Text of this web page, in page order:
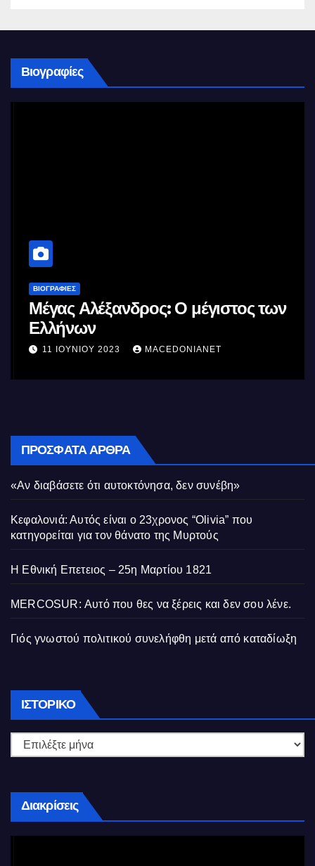
Βιογραφίες
ΒΙΟΓΡΑΦΊΕΣ
Μέγας Αλέξανδρος: Ο μέγιστος των
Ελλήνων
11 ΙΟΥΝΊΟΥ 2023 MACEDONIANET
ΠΡΌΣΦΑΤΑ ΆΡΘΡΑ
«Αν διαβάσετε ότι αυτοκτόνησα, δεν συνέβη»
Κεφαλονιά: Αυτός είναι ο 23χρονος “Olivia” που
κατηγορείται για τον θάνατο της Μυρτούς
Η Εθνική Επετειος – 25η Μαρτίου 1821
MERCOSUR: Αυτό που θες να ξέρεις και δεν σου λένε.
Γιός γνωστού πολιτικού συνελήφθη μετά από καταδίωξη
ΙΣΤΟΡΙΚΌ Ιστορικό
Διακρίσεις